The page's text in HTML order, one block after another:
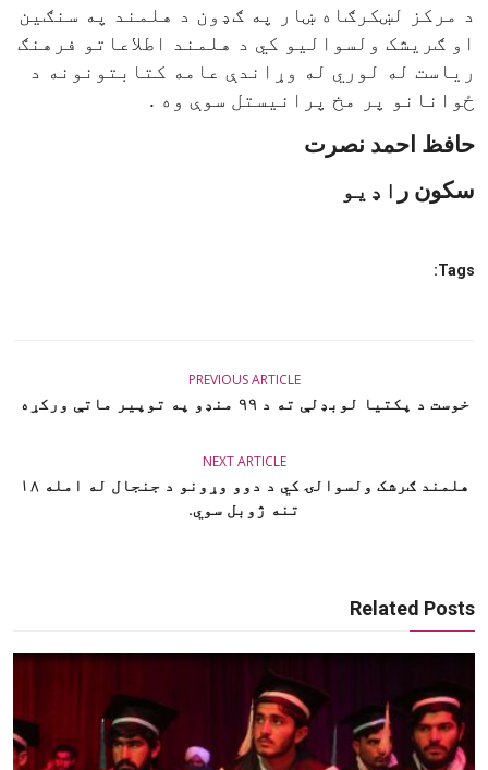
د مرکز لښکرګاه ښار په ګ‌ډون د هلمند په سنګین
او ګریشک ولسوالیو کي د هلمند اطلاعاتو فرهنګ
ریاست له لوري له وړاندې عامه کتابتونونه د
ځوانانو پر مخ پرانیستل سوې وه .
حافظ احمد نصرت
سکون ر اډیو
Tags:
PREVIOUS ARTICLE
خوست د پکتیا لوبډلې ته د ۹۹ منډو په توپیر ماتې ورکړه
NEXT ARTICLE
هلمند ګرشک ولسوالۍ کي د دوو وړونو د جنجال له امله ۱۸
تنه ژوبل سوي.
Related Posts